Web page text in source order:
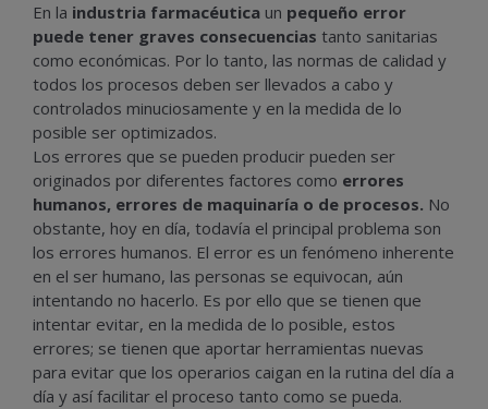
En la industria farmacéutica un pequeño error
puede tener graves consecuencias tanto sanitarias
como económicas. Por lo tanto, las normas de calidad y
todos los procesos deben ser llevados a cabo y
controlados minuciosamente y en la medida de lo
posible ser optimizados.
Los errores que se pueden producir pueden ser
originados por diferentes factores como errores
humanos, errores de maquinaría o de procesos. No
obstante, hoy en día, todavía el principal problema son
los errores humanos. El error es un fenómeno inherente
en el ser humano, las personas se equivocan, aún
intentando no hacerlo. Es por ello que se tienen que
intentar evitar, en la medida de lo posible, estos
errores; se tienen que aportar herramientas nuevas
para evitar que los operarios caigan en la rutina del día a
día y así facilitar el proceso tanto como se pueda.